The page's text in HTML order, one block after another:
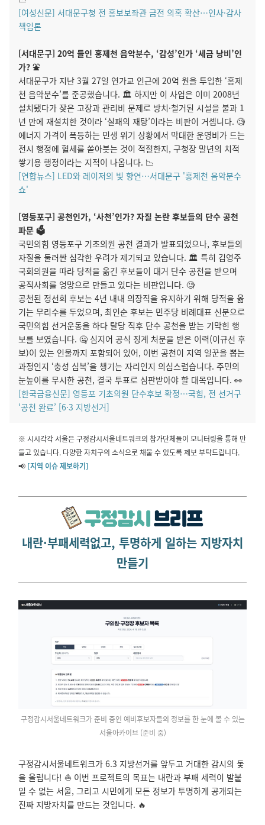
[여성신문] 서대문구청 전 홍보보좌관 금전 의혹 확산…인사·감사
책임론
[서대문구] 20억 들인 홍제천 음악분수, ‘감성’인가 ‘세금 낭비’인
가? ⛲
서대문구가 지난 3월 27일 연가교 인근에 20억 원을 투입한 ‘홍제
천 음악분수’를 준공했습니다. 🏛️ 하지만 이 사업은 이미 2008년
설치됐다가 잦은 고장과 관리비 문제로 방치·철거된 시설을 불과 1
년 만에 재설치한 것이라 ‘실패의 재탕’이라는 비판이 거셉니다. 🧐
에너지 가격이 폭등하는 민생 위기 상황에서 막대한 운영비가 드는
전시 행정에 혈세를 쏟아붓는 것이 적절한지, 구청장 말년의 치적
쌓기용 행정이라는 지적이 나옵니다. 📉
[연합뉴스] LED와 레이저의 빛 향연…서대문구 '홍제천 음악분수
쇼'
[영등포구] 공천인가, ‘사천’인가? 자질 논란 후보들의 단수 공천
파문 🗳️
국민의힘 영등포구 기초의원 공천 결과가 발표되었으나, 후보들의
자질을 둘러싼 심각한 우려가 제기되고 있습니다. 🏛️ 특히 김영주
국회의원을 따라 당적을 옮긴 후보들이 대거 단수 공천을 받으며
공직사회를 엉망으로 만들고 있다는 비판입니다. 🧐
공천된 정선희 후보는 4년 내내 의장직을 유지하기 위해 당적을 옮
기는 무리수를 두었으며, 최인순 후보는 민주당 비례대표 신분으로
국민의힘 선거운동을 하다 탈당 직후 단수 공천을 받는 기막힌 행
보를 보였습니다. 🤐 심지어 공식 징계 처분을 받은 이력(이규선 후
보)이 있는 인물까지 포함되어 있어, 이번 공천이 지역 일꾼을 뽑는
과정인지 ‘충성 심복’을 챙기는 자리인지 의심스럽습니다. 주민의
눈높이를 무시한 공천, 결국 투표로 심판받아야 할 대목입니다. 👀
[한국금융신문] 영등포 기초의원 단수후보 확정…국힘, 전 선거구
‘공천 완료’ [6·3 지방선거]
※ 시시각각 서울은 구정감시서울네트워크의 참가단체들이 모니터링을 통해 만
들고 있습니다. 다양한 자치구의 소식으로 채울 수 있도록 제보 부탁드립니다.
📢 [지역 이슈 제보하기]
내란·부패세력없고, 투명하게 일하는 지방자치
만들기
구정감시서울네트워크가 준비 중인 예비후보자들의 정보를 한 눈에 볼 수 있는
서울아카이브 (준비 중)
구정감시서울네트워크가 6.3 지방선거를 앞두고 거대한 감시의 돛
을 올립니다! ⛵ 이번 프로젝트의 목표는 내란과 부패 세력이 발붙
일 수 없는 서울, 그리고 시민에게 모든 정보가 투명하게 공개되는
진짜 지방자치를 만드는 것입니다. 🔥